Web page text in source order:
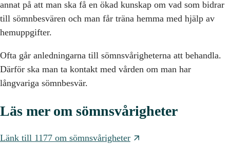
annat på att man ska få en ökad kunskap om vad som bidrar
till sömnbesvären och man får träna hemma med hjälp av
hemuppgifter.
Ofta går anledningarna till sömnsvårigheterna att behandla.
Därför ska man ta kontakt med vården om man har
långvariga sömnbesvär.
Läs mer om sömnsvårigheter
Länk till 1177 om sömnsvårigheter